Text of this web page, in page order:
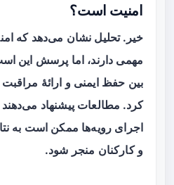
امنیت است؟
خیر. تحلیل نشان می‌دهد که
مهمی دارند، اما پرسش این
بین حفظ ایمنی و ارائهٔ مراقبت
کرد. مطالعات پیشنهاد
اجرای رویه‌ها ممکن است به
و کارکنان منجر شود.